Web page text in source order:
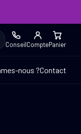
ConseilComptePanier
nous ?Contact